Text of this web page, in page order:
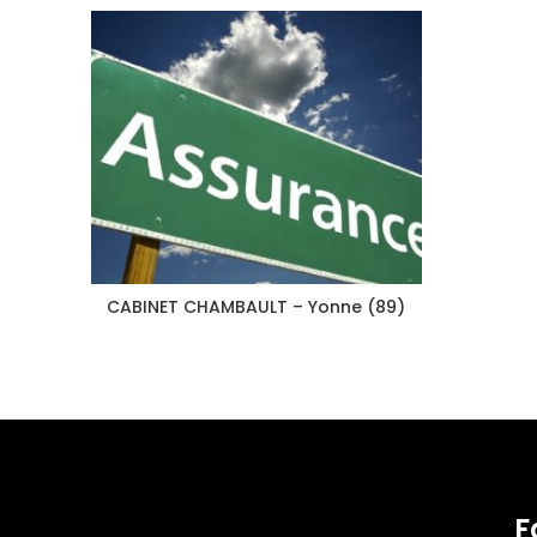
CABINET CHAMBAULT – Yonne (89)